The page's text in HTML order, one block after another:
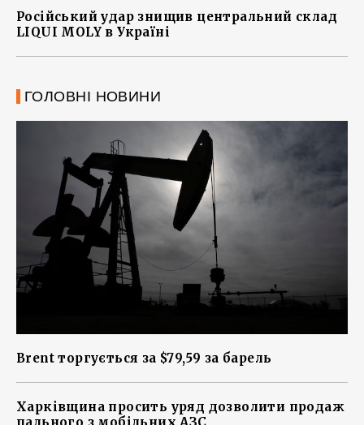
Російський удар знищив центральний склад
LIQUI MOLY в Україні
ГОЛОВНІ НОВИНИ
Brent торгується за $79,59 за барель
Харківщина просить уряд дозволити продаж